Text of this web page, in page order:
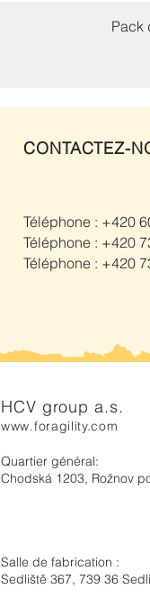
Pack
CONTACTEZ-
Téléphone : +420
Téléphone : +420
Téléphone : +420
HCV group a.s.
www.foragility.com
Quartier général:
Chodská 1203, Rožnov
Salle de fabrication :
Sedliště 367, 739 36